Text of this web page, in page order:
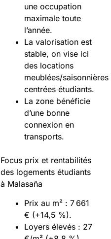
une occupation
maximale toute
l’année.
La valorisation est
stable, on vise ici
des locations
meublées/saisonnières
centrées étudiants.
La zone bénéficie
d’une bonne
connexion en
transports.
Focus prix et rentabilités
des logements étudiants
à Malasaña
Prix au m² : 7 661
€ (+14,5 %).
Loyers élevés : 27